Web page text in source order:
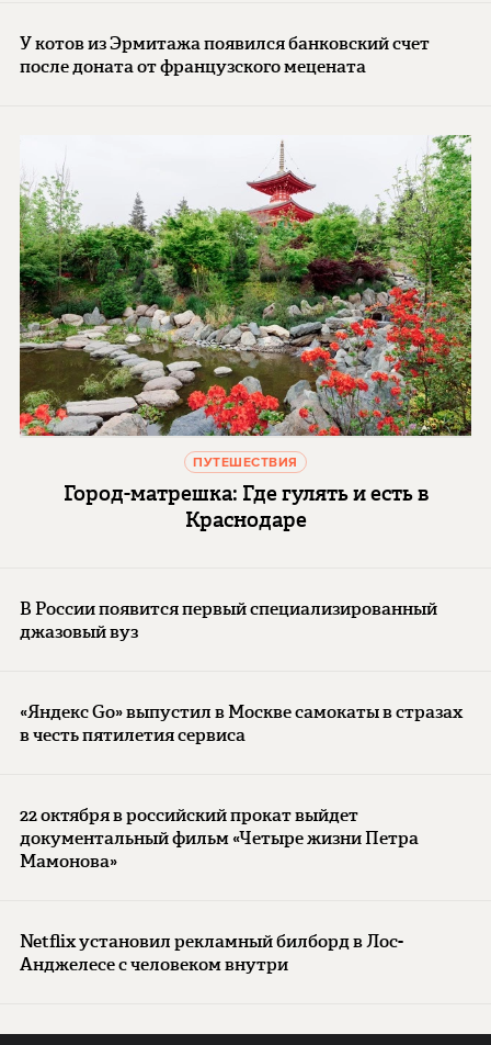
У котов из Эрмитажа появился банковский счет
после доната от французского мецената
ПУТЕШЕСТВИЯ
Город-матрешка: Где гулять и есть в
Краснодаре
В России появится первый специализированный
джазовый вуз
«Яндекс Go» выпустил в Москве самокаты в стразах
в честь пятилетия сервиса
22 октября в российский прокат выйдет
документальный фильм «Четыре жизни Петра
Мамонова»
Netflix установил рекламный билборд в Лос-
Анджелесе с человеком внутри